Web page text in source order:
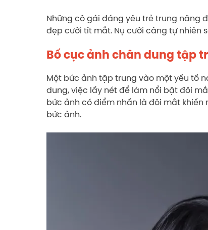
Những cô gái đáng yêu trẻ trung năng
đẹp cười tít mắt. Nụ cười càng tự nhiên
Bố cục ảnh chân dung tập
Một bức ảnh tập trung vào một yếu tố
dung, việc lấy nét để làm nổi bật đôi
bức ảnh có điểm nhấn là đôi mắt
bức ảnh.